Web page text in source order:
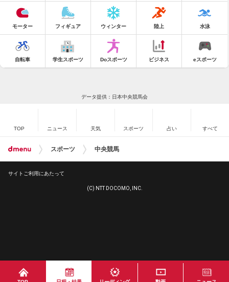
モーター フィギュア ウィンター 陸上 水泳
自転車 学生スポーツ Doスポーツ ビジネス eスポーツ
データ提供：日本中央競馬会
TOP ニュース 天気 スポーツ 占い すべて
スポーツ 中央競馬
サイトご利用にあたって
(C) NTT DOCOMO, INC.